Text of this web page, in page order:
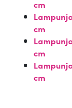
cm
cm
cm
cm